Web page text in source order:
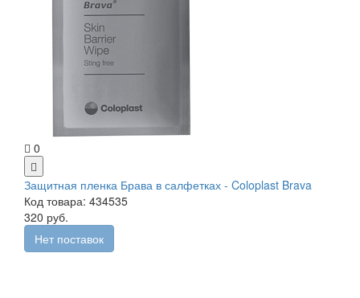
0
Защитная пленка Брава в салфетках - Coloplast Brava
Код товара: 434535
320 руб.
Нет поставок